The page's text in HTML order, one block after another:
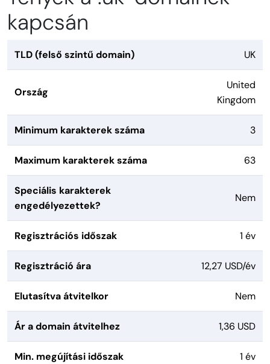
kapcsán
TLD (felső szintű domain) UK
Ország
United
Kingdom
Minimum karakterek száma 3
Maximum karakterek száma 63
Speciális karakterek
engedélyezettek?
Nem
Regisztrációs időszak 1 év
Regisztráció ára 12,27 USD/év
Elutasítva átvitelkor Nem
Ár a domain átvitelhez 1,36 USD
Min. megújítási időszak 1 év